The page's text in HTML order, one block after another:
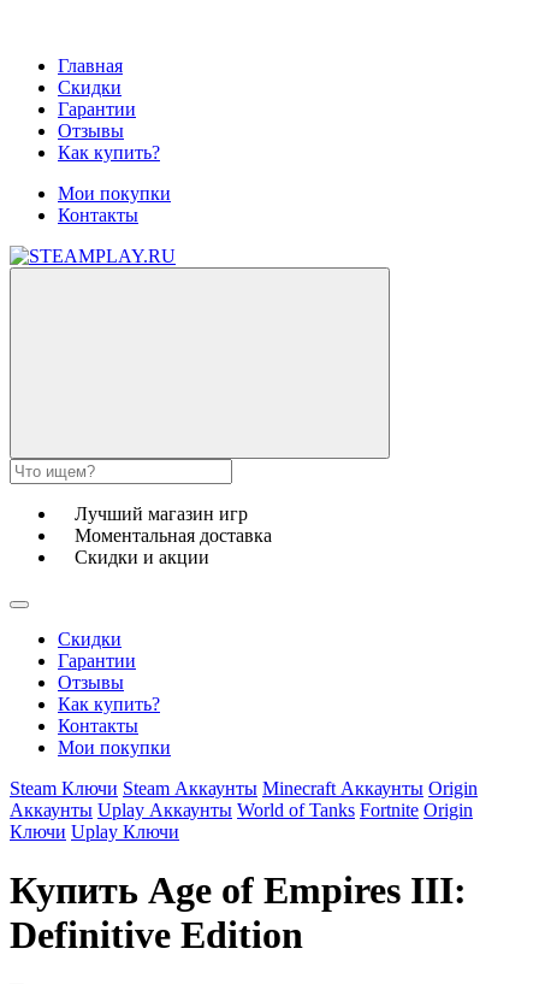
Главная
Скидки
Гарантии
Отзывы
Как купить?
Мои покупки
Контакты
Лучший магазин игр
Моментальная доставка
Скидки и акции
Скидки
Гарантии
Отзывы
Как купить?
Контакты
Мои покупки
Steam Ключи Steam Аккаунты Minecraft Аккаунты Origin
Аккаунты Uplay Аккаунты World of Tanks Fortnite Origin
Ключи Uplay Ключи
Купить Age of Empires III:
Definitive Edition